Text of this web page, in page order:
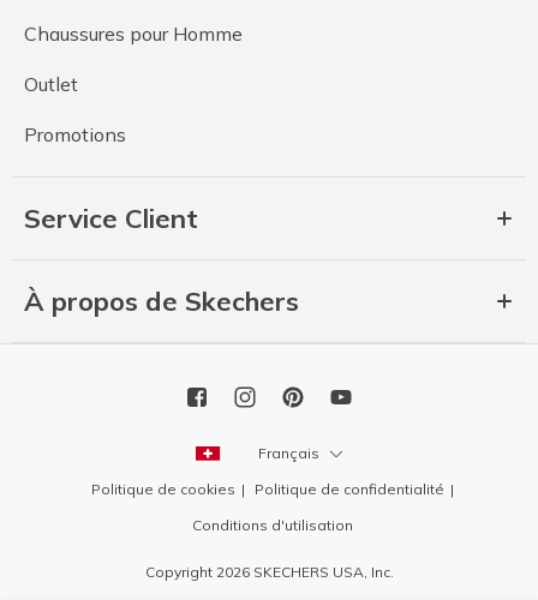
Chaussures pour Homme
Outlet
Promotions
Service Client
À propos de Skechers
Français
Politique de cookies
Politique de confidentialité
Conditions d'utilisation
Copyright 2026 SKECHERS USA, Inc.